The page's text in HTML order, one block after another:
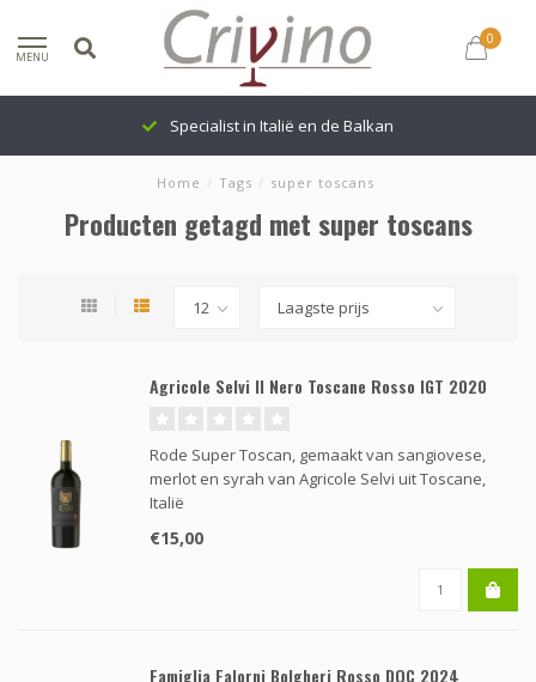
MENU
0
Specialist in Italië en de Balkan
Home / Tags / super toscans
Producten getagd met super toscans
Agricole Selvi Il Nero Toscane Rosso IGT 2020
Rode Super Toscan, gemaakt van sangiovese,
merlot en syrah van Agricole Selvi uit Toscane,
Italië
€15,00
Famiglia Falorni Bolgheri Rosso DOC 2024